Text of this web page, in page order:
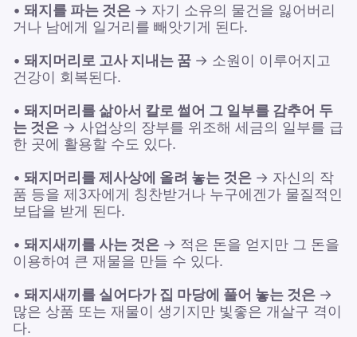
• 돼지를 파는 것은 → 자기 소유의 물건을 잃어버리
거나 남에게 일거리를 빼앗기게 된다.
• 돼지머리로 고사 지내는 꿈 → 소원이 이루어지고
건강이 회복된다.
• 돼지머리를 삶아서 칼로 썰어 그 일부를 감추어 두
는 것은 → 사업상의 장부를 위조해 세금의 일부를 급
한 곳에 활용할 수도 있다.
• 돼지머리를 제사상에 올려 놓는 것은 → 자신의 작
품 등을 제3자에게 칭찬받거나 누구에겐가 물질적인
보답을 받게 된다.
• 돼지새끼를 사는 것은 → 적은 돈을 얻지만 그 돈을
이용하여 큰 재물을 만들 수 있다.
• 돼지새끼를 실어다가 집 마당에 풀어 놓는 것은 →
많은 상품 또는 재물이 생기지만 빛좋은 개살구 격이
다.